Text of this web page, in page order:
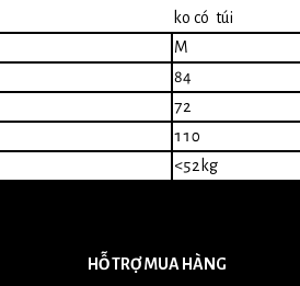
ko có túi
M
84
72
110
<52kg
HỖ TRỢ MUA HÀNG